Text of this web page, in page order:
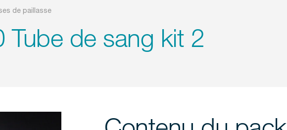
de paillasse
Tube de sang kit 2